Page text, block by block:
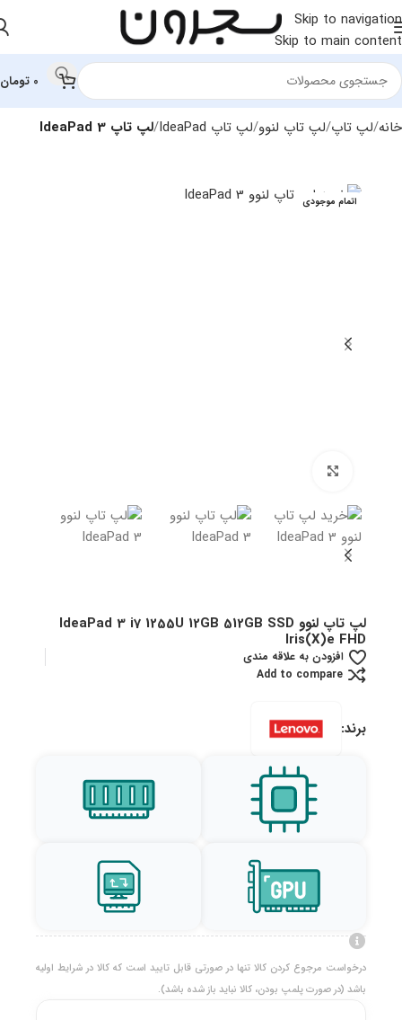
Skip to navigation
Skip to main content
0 تومان
خانه لپ تاپ لپ‌ تاپ لنوو لپ تاپ IdeaPad لپ تاپ IdeaPad 3
اتمام موجودی
لپ تاپ لنوو IdeaPad 3 i7 1255U 12GB 512GB SSD
Iris(X)e FHD
افزودن به علاقه مندی
Add to compare
برند:
درخواست مرجوع کردن کالا تنها در صورتی قابل تایید است که کالا در شرایط اولیه
باشد (در صورت پلمپ بودن، کالا نباید باز شده باشد).